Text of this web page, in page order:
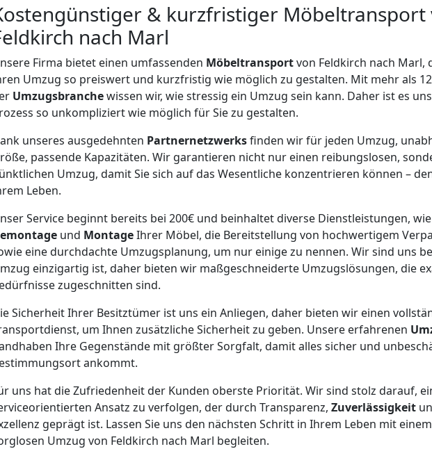
& kurzfristiger Möbeltransport
nach Marl
Firma bietet einen umfassenden Möbeltransportvon Feldkirch nach Marl,
Umzug so preiswert und kurzfristig wie möglich zu gestalten. Mit mehr als
Umzugsbranchewissen wir, wie stressig ein Umzug sein kann. Daher ist es
so unkompliziert wie möglich für Sie zu gestalten.
unseres ausgedehnten Partnernetzwerksfinden wir für jeden Umzug,
passende Kapazitäten. Wir garantieren nicht nur einen reibungslosen,
Umzug, damit Sie sich auf das Wesentliche konzentrieren können –
Leben.
Service beginnt bereits bei 200€ und beinhaltet diverse Dienstleistungen,
und MontageIhrer Möbel, die Bereitstellung von hochwertigem
eine durchdachte Umzugsplanung, um nur einige zu nennen. Wir sind uns
einzigartig ist, daher bieten wir maßgeschneiderte Umzugslösungen, die
zugeschnitten sind.
Sicherheit Ihrer Besitztümer ist uns ein Anliegen, daher bieten wir einen
um Ihnen zusätzliche Sicherheit zu geben. Unsere erfahrenen
Ihre Gegenstände mit größter Sorgfalt, damit alles sicher und
ankommt.
uns hat die Zufriedenheit der Kunden oberste Priorität. Wir sind stolz darauf,
Ansatz zu verfolgen, der durch Transparenz, Zuverlässigkeit
geprägt ist. Lassen Sie uns den nächsten Schritt in Ihrem Leben mit
Umzug von Feldkirch nach Marl begleiten.